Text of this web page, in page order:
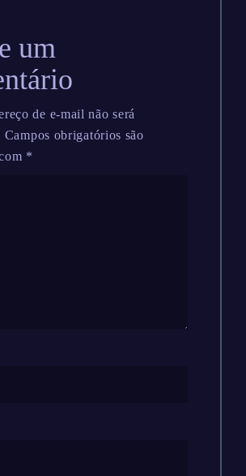
um
de e-mail não será
Campos obrigatórios são
*